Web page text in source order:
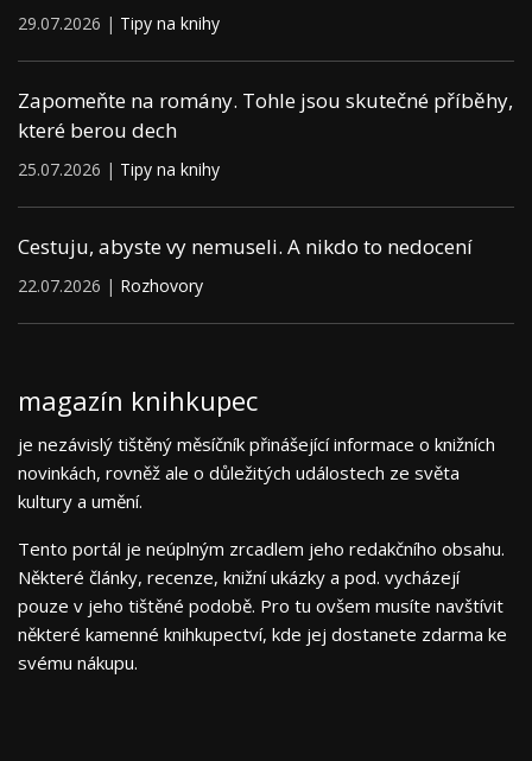
29.07.2026 | Tipy na knihy
Zapomeňte na romány. Tohle jsou skutečné příběhy,
které berou dech
25.07.2026 | Tipy na knihy
Cestuju, abyste vy nemuseli. A nikdo to nedocení
22.07.2026 | Rozhovory
magazín knihkupec
je nezávislý tištěný měsíčník přinášející informace o knižních
novinkách, rovněž ale o důležitých událostech ze světa
kultury a umění.
Tento portál je neúplným zrcadlem jeho redakčního obsahu.
Některé články, recenze, knižní ukázky a pod. vycházejí
pouze v jeho tištěné podobě. Pro tu ovšem musíte navštívit
některé kamenné knihkupectví, kde jej dostanete zdarma ke
svému nákupu.